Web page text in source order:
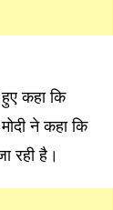
कहा कि
ने कहा कि
रही है।